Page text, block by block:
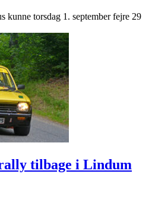
kunne torsdag 1. september fejre 29
tilbage i Lindum